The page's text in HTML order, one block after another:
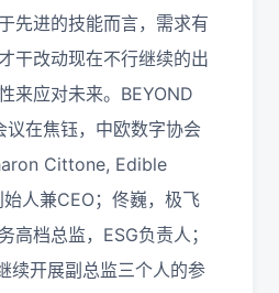
先进的技能而言，需求有
干改动现在不行继续的出
来应对未来。BEYOND
在焦钰，中欧数字协会
Cittone, Edible
人兼CEO；佟巍，极飞
高档总监，ESG负责人；
续开展副总监三个人的参